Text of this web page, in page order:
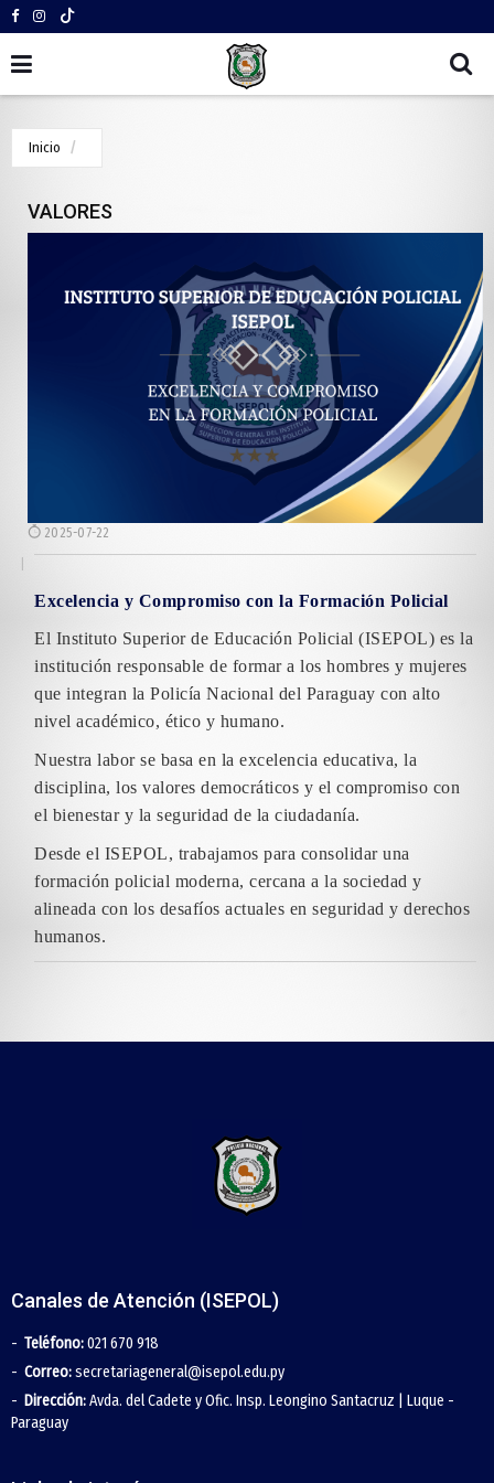
Inicio
VALORES
2025-07-22
Excelencia y Compromiso con la Formación Policial
El Instituto Superior de Educación Policial (ISEPOL) es la
institución responsable de formar a los hombres y mujeres
que integran la Policía Nacional del Paraguay con alto
nivel académico, ético y humano.
Nuestra labor se basa en la excelencia educativa, la
disciplina, los valores democráticos y el compromiso con
el bienestar y la seguridad de la ciudadanía.
Desde el ISEPOL, trabajamos para consolidar una
formación policial moderna, cercana a la sociedad y
alineada con los desafíos actuales en seguridad y derechos
humanos.
Canales de Atención (ISEPOL)
Teléfono:021 670 918
Correo:secretariageneral@isepol.edu.py
Dirección:Avda. del Cadete y Ofic. Insp. Leongino Santacruz | Luque -
Paraguay